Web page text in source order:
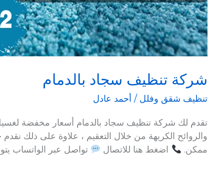
شركة تنظيف سجاد بالدمام
تنظيف شقق وفلل / أحمد عادل
تقدم لك شركة تنظيف سجاد بالدمام أسعار مخفضة لغسيل
والروائح الكريهة من خلال التعقيم ، علاوة على ذلك
ممكن.
اضغط هنا للاتصال تواصل عبر الواتساب